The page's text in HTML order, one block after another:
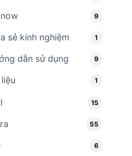
9
sẻ kinh nghiệm 1
dẫn sử dụng 9
1
15
55
6